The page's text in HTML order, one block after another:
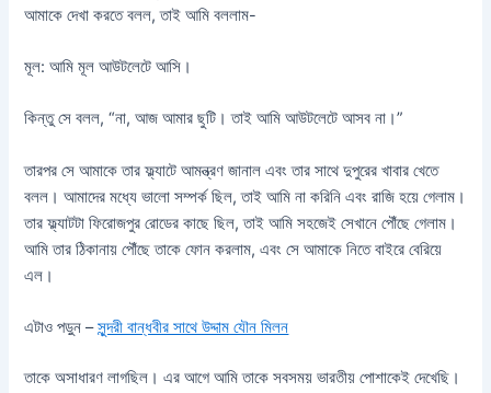
আমাকে দেখা করতে বলল, তাই আমি বললাম-
মূল: আমি মূল আউটলেটে আসি।
কিন্তু সে বলল, “না, আজ আমার ছুটি। তাই আমি আউটলেটে আসব না।”
তারপর সে আমাকে তার ফ্ল্যাটে আমন্ত্রণ জানাল এবং তার সাথে দুপুরের খাবার খেতে
বলল। আমাদের মধ্যে ভালো সম্পর্ক ছিল, তাই আমি না করিনি এবং রাজি হয়ে গেলাম।
তার ফ্ল্যাটটা ফিরোজপুর রোডের কাছে ছিল, তাই আমি সহজেই সেখানে পৌঁছে গেলাম।
আমি তার ঠিকানায় পৌঁছে তাকে ফোন করলাম, এবং সে আমাকে নিতে বাইরে বেরিয়ে
এল।
এটাও পড়ুন –সুন্দরী বান্ধবীর সাথে উদ্দাম যৌন মিলন
তাকে অসাধারণ লাগছিল। এর আগে আমি তাকে সবসময় ভারতীয় পোশাকেই দেখেছি।